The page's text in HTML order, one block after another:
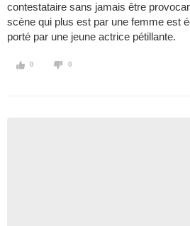
contestataire sans jamais être
scène qui plus est par une femme est
porté par une jeune actrice pétillante.
0 0